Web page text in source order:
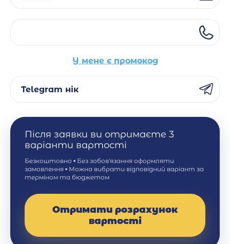
У мене є промокод
Telegram нік
Після заявки ви отримаєте 3
варіанти вартості
Безкоштовно • Без зобов'язання оформляти
замовлення • Можна вибрати відповідний варіант за
терміном та бюджетом
Отримати розрахунок
вартості